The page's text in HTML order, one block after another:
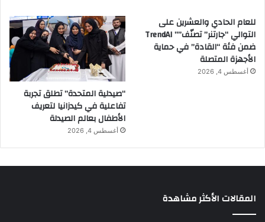
للعام الحادي والعشرين على
التوالي “جارتنر” تصنّف”” TrendAI
ضمن فئة “القادة” في حماية
الأجهزة المتصلة
أغسطس 4, 2026
“صيدلية المتحدة” تطلق تجربة
تفاعلية في كيدزانيا لتعريف
الأطفال بعالم الصيدلة
أغسطس 4, 2026
المقالات الأكثر مشاهدة